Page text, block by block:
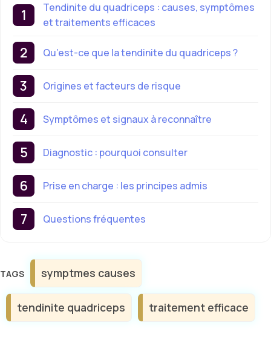
Tendinite du quadriceps : causes, symptômes
et traitements efficaces
Qu’est-ce que la tendinite du quadriceps ?
Origines et facteurs de risque
Symptômes et signaux à reconnaître
Diagnostic : pourquoi consulter
Prise en charge : les principes admis
Questions fréquentes
Étiquettes
symptmes causes
tendinite quadriceps traitement efficace